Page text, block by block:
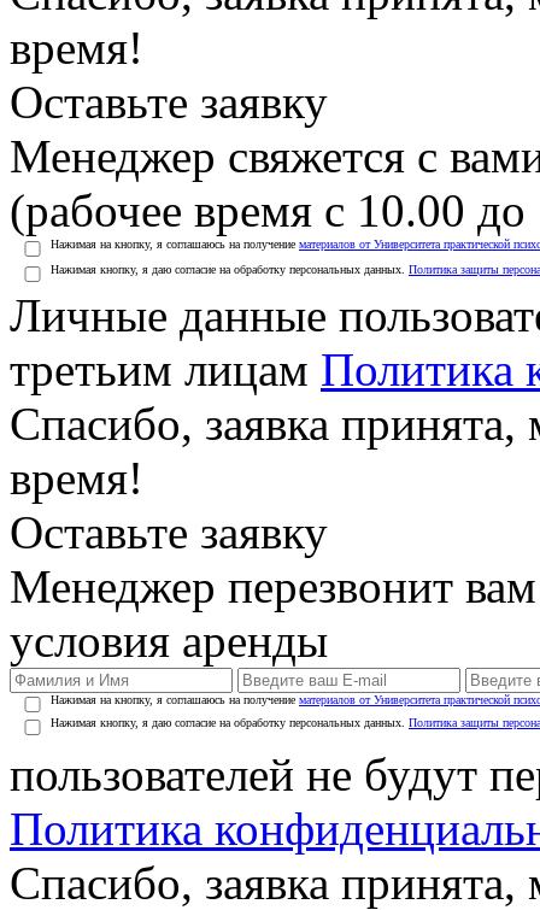
время!
Оставьте заявку
Менеджер свяжется с
(рабочее время с 10.00
Нажимая на кнопку, я соглашаюсь на получение материалов от Университета практической
Нажимая кнопку, я даю согласие на обработку персональных данных. Политика защиты
Личные данные
третьим лицам Политика
Спасибо, заявка
время!
Оставьте заявку
Менеджер перезвонит
условия аренды
Нажимая на кнопку, я соглашаюсь на получение материалов от Университета практической
Нажимая кнопку, я даю согласие на обработку персональных данных. Политика защиты
пользователей не будут
Политика
Спасибо, заявка